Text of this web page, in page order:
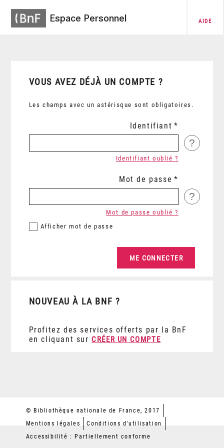
Espace Personnel AIDE
VOUS AVEZ DÉJÀ UN COMPTE ?
Les champs avec un astérisque sont obligatoires.
Identifiant
?
Identifiant oublié ?
Mot de passe
?
Afficher mot de passe
Mot de passe oublié ?
NOUVEAU À LA BNF ?
Profitez des services offerts par la BnF
en cliquant sur CRÉER UN COMPTE
© Bibliothèque nationale de France, 2017
Mentions légales
Conditions d'utilisation
Accessibilité : Partiellement conforme